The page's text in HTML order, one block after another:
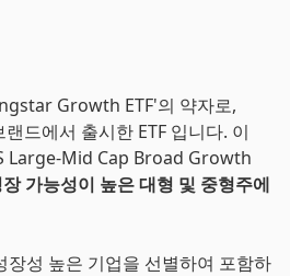
Growth ETF'의 약자로,
드에서 출시한 ETF 입니다. 이
Large-Mid Cap Broad Growth
가능성이 높은 대형 및 중형주에
장성 높은 기업을 선별하여 포함하